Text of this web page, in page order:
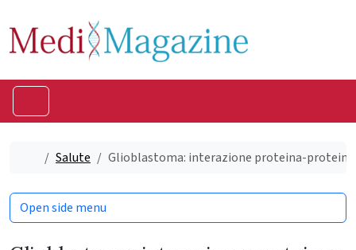
Home
Salute Glioblastoma: interazione proteina-
Open side menu